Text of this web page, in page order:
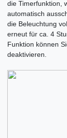
die Timerfunktion,
automatisch
die Beleuchtung
erneut für ca. 4
Funktion können
deaktivieren.